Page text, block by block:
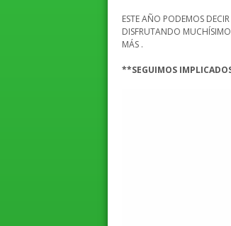
ESTE AÑO PODEMOS
DISFRUTANDO
MÁS .
**SEGUIMOS